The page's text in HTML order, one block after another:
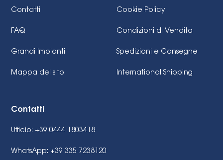
Contatti
FAQ
Grandi Impianti
Mappa del sito
Cookie Policy
Condizioni di Vendita
Spedizioni e Consegne
International Shipping
Contatti
Ufficio: +39 0444 1803418
WhatsApp: +39 335 7238120